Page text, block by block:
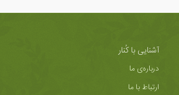
آشنایی با کُنار
درباره‌ی ما
ارتباط با ما